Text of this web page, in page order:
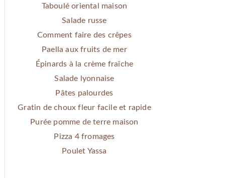
Taboulé oriental maison
Salade russe
Comment faire des crêpes
Paella aux fruits de mer
Épinards à la crème fraîche
Salade lyonnaise
Pâtes palourdes
Gratin de choux fleur facile et rapide
Purée pomme de terre maison
Pizza 4 fromages
Poulet Yassa